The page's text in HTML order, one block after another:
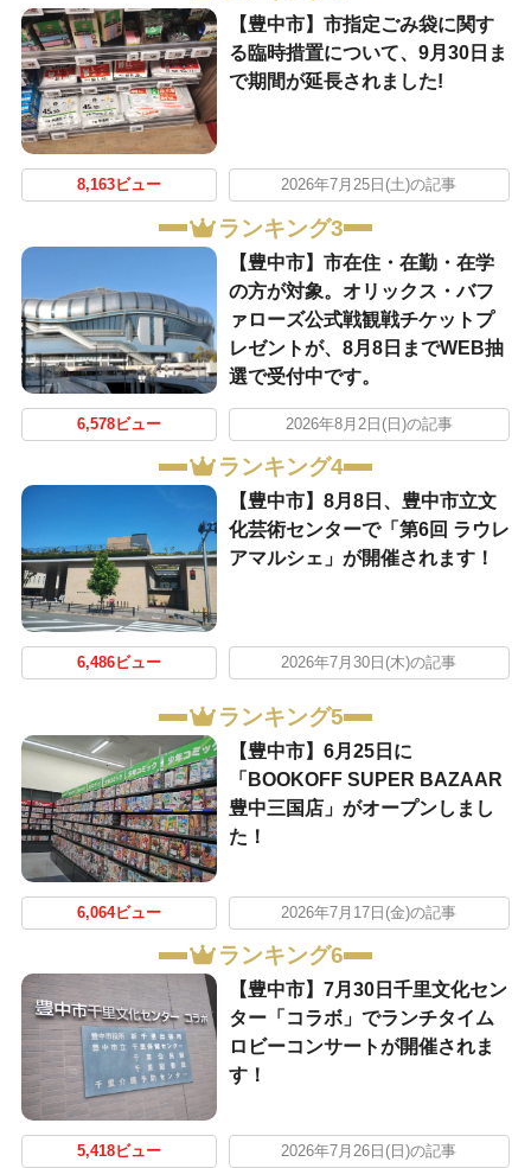
【豊中市】市指定ごみ袋に関す
る臨時措置について、9月30日ま
で期間が延長されました!
8,163ビュー 2026年7月25日(土)の記事
ランキング3
【豊中市】市在住・在勤・在学
の方が対象。オリックス・バフ
ァローズ公式戦観戦チケットプ
レゼントが、8月8日までWEB抽
選で受付中です。
6,578ビュー 2026年8月2日(日)の記事
ランキング4
【豊中市】8月8日、豊中市立文
化芸術センターで「第6回 ラウレ
アマルシェ」が開催されます！
6,486ビュー 2026年7月30日(木)の記事
ランキング5
【豊中市】6月25日に
「BOOKOFF SUPER BAZAAR
豊中三国店」がオープンしまし
た！
6,064ビュー 2026年7月17日(金)の記事
ランキング6
【豊中市】7月30日千里文化セン
ター「コラボ」でランチタイム
ロビーコンサートが開催されま
す！
5,418ビュー 2026年7月26日(日)の記事